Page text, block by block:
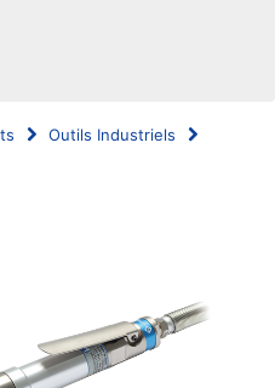
Outils Industriels